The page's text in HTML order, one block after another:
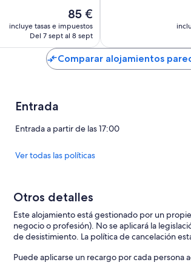
El
precio
actual
de
85 €
85 €
incluye tasas e impuestos
Del 7 sept al 8 sept
Comparar alojamientos
Entrada
Entrada a partir de las 17:00
Ver todas las políticas
Otros detalles
Este alojamiento está gestionado por un
negocio o profesión). No se aplicará la
de desistimiento. La política de cancelación
Puede aplicarse un recargo por cada persona